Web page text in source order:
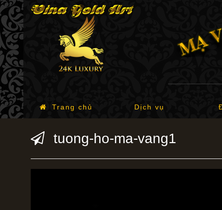
Trang chủ Dịch vụ
tuong-ho-ma-vang1